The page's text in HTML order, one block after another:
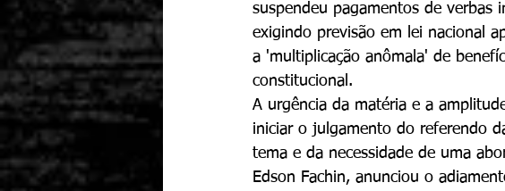
suspendeu pagamentos de verbas
exigindo previsão em lei nacional
a 'multiplicação anômala' de
constitucional.
A urgência da matéria e a
iniciar o julgamento do referendo
tema e da necessidade de uma
Edson Fachin, anunciou o